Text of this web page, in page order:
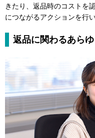
きたり、返品時のコストを
につながるアクションを行
返品に関わるあら